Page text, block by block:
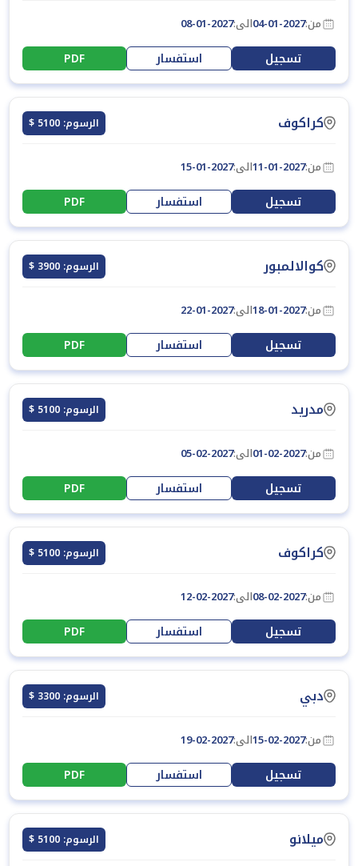
من:04-01-2027الى:08-01-2027
تسجيل استفسار PDF
كراكوف الرسوم: 5100 $
من:11-01-2027الى:15-01-2027
تسجيل استفسار PDF
كوالالمبور الرسوم: 3900 $
من:18-01-2027الى:22-01-2027
تسجيل استفسار PDF
مدريد الرسوم: 5100 $
من:01-02-2027الى:05-02-2027
تسجيل استفسار PDF
كراكوف الرسوم: 5100 $
من:08-02-2027الى:12-02-2027
تسجيل استفسار PDF
دبي الرسوم: 3300 $
من:15-02-2027الى:19-02-2027
تسجيل استفسار PDF
ميلانو الرسوم: 5100 $